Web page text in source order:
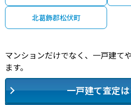
北葛飾郡松伏町
マンションだけでなく、一戸建て
ます。
一戸建て査定